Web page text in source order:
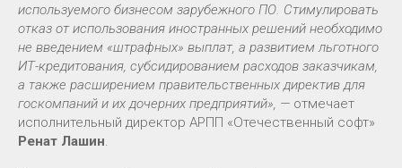
используемого бизнесом зарубежного ПО. Стимулировать
отказ от использования иностранных решений необходимо
не введением «штрафных» выплат, а развитием льготного
ИТ-кредитования, субсидированием расходов заказчикам,
а также расширением правительственных директив для
госкомпаний и их дочерних предприятий», — отмечает
исполнительный директор АРПП «Отечественный софт»
Ренат Лашин.